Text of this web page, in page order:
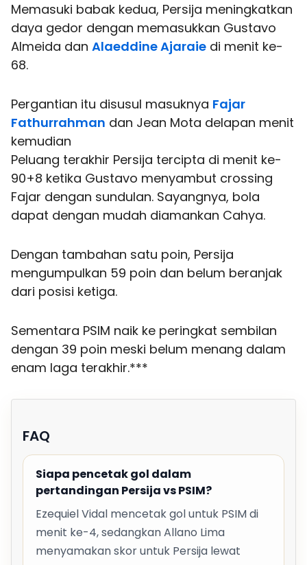
Memasuki babak kedua, Persija meningkatkan
daya gedor dengan memasukkan Gustavo
Almeida dan Alaeddine Ajaraie di menit ke-
68.
Pergantian itu disusul masuknya Fajar
Fathurrahman dan Jean Mota delapan menit
kemudian
Peluang terakhir Persija tercipta di menit ke-
90+8 ketika Gustavo menyambut crossing
Fajar dengan sundulan. Sayangnya, bola
dapat dengan mudah diamankan Cahya.
Dengan tambahan satu poin, Persija
mengumpulkan 59 poin dan belum beranjak
dari posisi ketiga.
Sementara PSIM naik ke peringkat sembilan
dengan 39 poin meski belum menang dalam
enam laga terakhir.***
FAQ
Siapa pencetak gol dalam
pertandingan Persija vs PSIM?
Ezequiel Vidal mencetak gol untuk PSIM di
menit ke-4, sedangkan Allano Lima
menyamakan skor untuk Persija lewat